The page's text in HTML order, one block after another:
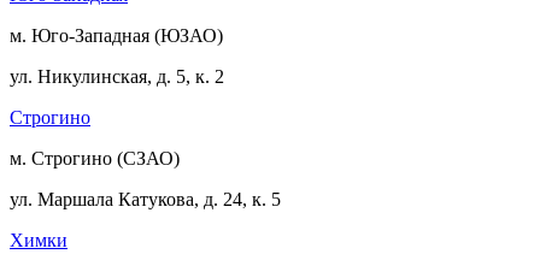
м. Юго-Западная (ЮЗАО)
ул. Никулинская, д. 5, к. 2
Строгино
м. Строгино (СЗАО)
ул. Маршала Катукова, д. 24, к. 5
Химки